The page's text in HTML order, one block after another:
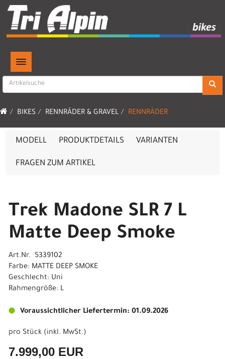
TOGGLE NAVIGATION
BIKES RENNRÄDER & GRAVEL RENNRÄDER
MODELL PRODUKTDETAILS VARIANTEN
FRAGEN ZUM ARTIKEL
Trek Madone SLR 7 L
Matte Deep Smoke
Art.Nr. 5339102
Farbe: MATTE DEEP SMOKE
Geschlecht: Uni
Rahmengröße: L
Voraussichtlicher Liefertermin: 01.09.2026
pro Stück (inkl. MwSt.)
7.999,00 EUR